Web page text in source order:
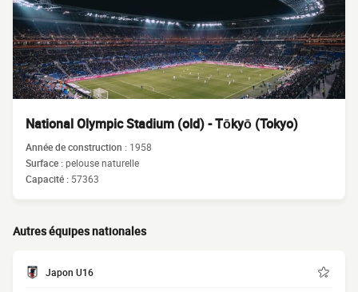
National Olympic Stadium (old) - Tōkyō (Tokyo)
Année de construction : 1958
Surface :pelouse naturelle
Capacité : 57363
Autres équipes nationales
Japon U16